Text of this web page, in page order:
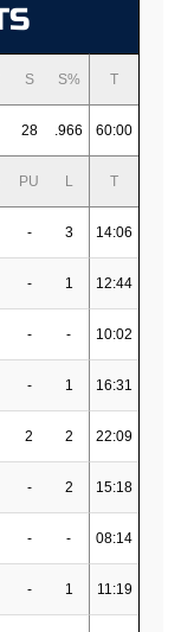
S S% T
28 .966 60:00
PU L T
- 3 14:06
- 1 12:44
- - 10:02
- 1 16:31
2 2 22:09
- 2 15:18
- - 08:14
- 1 11:19